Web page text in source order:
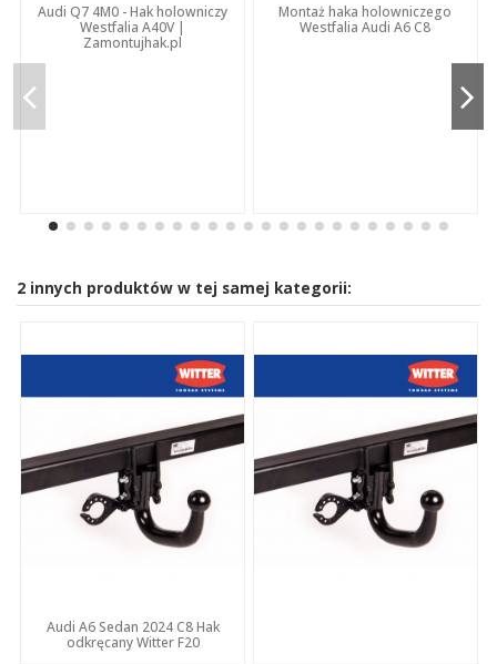
Audi Q7 4M0 - Hak holowniczy
Westfalia A40V |
Zamontujhak.pl
Montaż haka holowniczego
Westfalia Audi A6 C8
2 innych produktów w tej samej kategorii:
Audi A6 Sedan 2024 C8 Hak
odkręcany Witter F20